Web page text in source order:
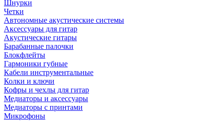
Шнурки
Четки
Автономные акустические системы
Аксессуары для гитар
Акустические гитары
Барабанные палочки
Блокфлейты
Гармоники губные
Кабели инструментальные
Колки и ключи
Кофры и чехлы для гитар
Медиаторы и аксессуары
Медиаторы с принтами
Микрофоны